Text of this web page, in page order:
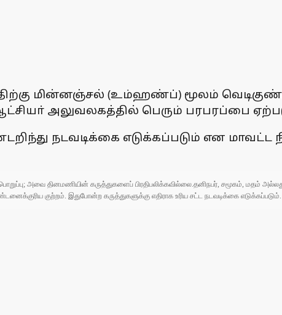
மின்னஞ்சல் (உம்ஹண்ப்) மூலம்
அலுவலகத்தில் பெரும் பரபரப்பை
நடவடிக்கை எடுக்கப்படும் என
அவை தினமணியின் கருத்துகளைப் பிரதிபலிக்கவில்லை.தனிநபர், சமூகம், மதம்
குற்றம். இதுபோன்ற கருத்துகளுக்கு எதிராக உரிய சட்ட நடவடிக்கை எடுக்கப்படும்.